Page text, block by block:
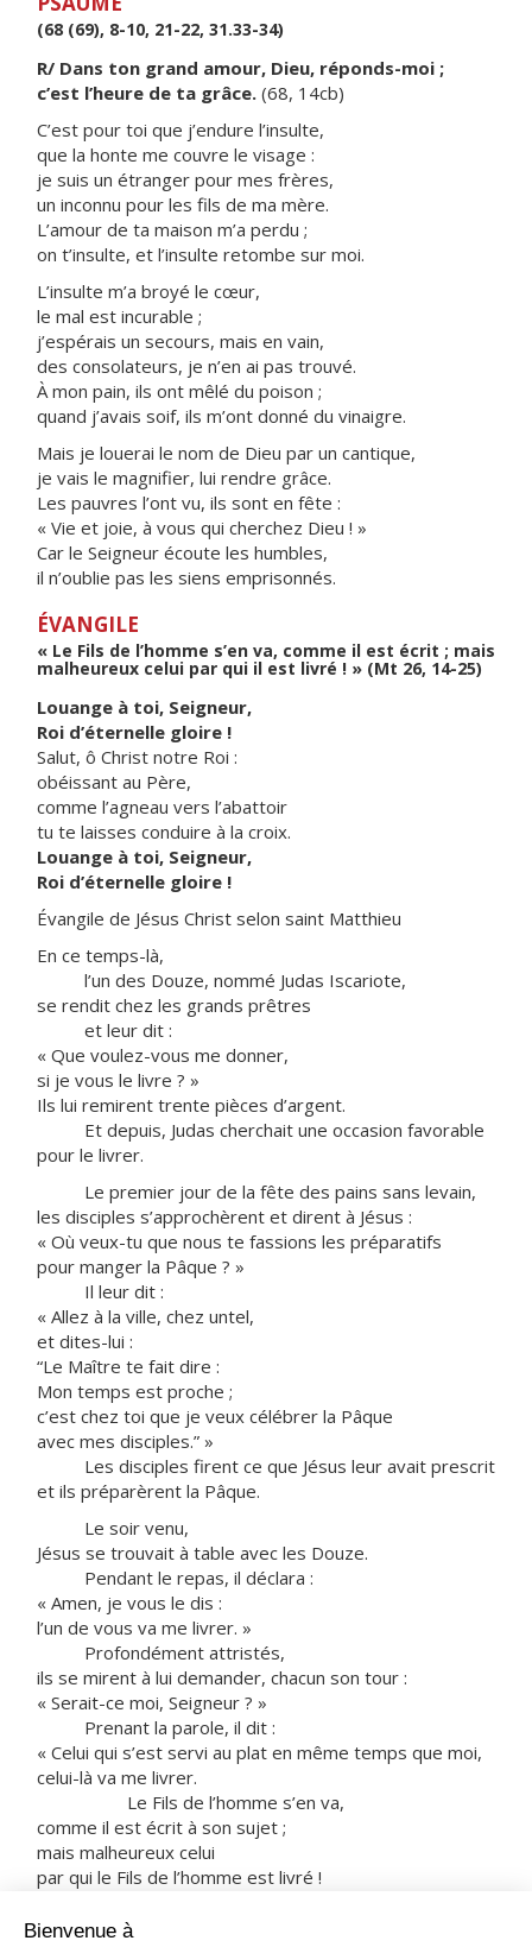
(68 (69), 8-10, 21-22, 31.33-34)
R/ Dans ton grand amour, Dieu, réponds-moi ;
c’est l’heure de ta grâce. (68, 14cb)
C’est pour toi que j’endure l’insulte,
que la honte me couvre le visage :
je suis un étranger pour mes frères,
un inconnu pour les fils de ma mère.
L’amour de ta maison m’a perdu ;
on t’insulte, et l’insulte retombe sur moi.
L’insulte m’a broyé le cœur,
le mal est incurable ;
j’espérais un secours, mais en vain,
des consolateurs, je n’en ai pas trouvé.
À mon pain, ils ont mêlé du poison ;
quand j’avais soif, ils m’ont donné du vinaigre.
Mais je louerai le nom de Dieu par un cantique,
je vais le magnifier, lui rendre grâce.
Les pauvres l’ont vu, ils sont en fête :
« Vie et joie, à vous qui cherchez Dieu ! »
Car le Seigneur écoute les humbles,
il n’oublie pas les siens emprisonnés.
ÉVANGILE
« Le Fils de l’homme s’en va, comme il est écrit ; mais
malheureux celui par qui il est livré ! » (Mt 26, 14-25)
Louange à toi, Seigneur,
Roi d’éternelle gloire !
Salut, ô Christ notre Roi :
obéissant au Père,
comme l’agneau vers l’abattoir
tu te laisses conduire à la croix.
Louange à toi, Seigneur,
Roi d’éternelle gloire !
Évangile de Jésus Christ selon saint Matthieu
En ce temps-là,
l’un des Douze, nommé Judas Iscariote,
se rendit chez les grands prêtres
et leur dit :
« Que voulez-vous me donner,
si je vous le livre ? »
Ils lui remirent trente pièces d’argent.
Et depuis, Judas cherchait une occasion favorable
pour le livrer.
Le premier jour de la fête des pains sans levain,
les disciples s’approchèrent et dirent à Jésus :
« Où veux-tu que nous te fassions les préparatifs
pour manger la Pâque ? »
Il leur dit :
« Allez à la ville, chez untel,
et dites-lui :
“Le Maître te fait dire :
Mon temps est proche ;
c’est chez toi que je veux célébrer la Pâque
avec mes disciples.” »
Les disciples firent ce que Jésus leur avait prescrit
et ils préparèrent la Pâque.
Le soir venu,
Jésus se trouvait à table avec les Douze.
Pendant le repas, il déclara :
« Amen, je vous le dis :
l’un de vous va me livrer. »
Profondément attristés,
ils se mirent à lui demander, chacun son tour :
« Serait-ce moi, Seigneur ? »
Prenant la parole, il dit :
« Celui qui s’est servi au plat en même temps que moi,
celui-là va me livrer.
Le Fils de l’homme s’en va,
comme il est écrit à son sujet ;
mais malheureux celui
par qui le Fils de l’homme est livré !
cet homme-là ! »